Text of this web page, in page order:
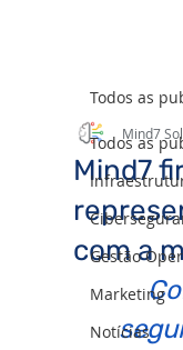
Todos as
Gestão
Marketing
Notícias
Todos as
Mind7
com a
Mind7